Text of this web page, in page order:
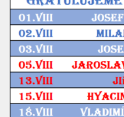
B tým
Zápasy MB 2026/27
Hráči
Realizační tým
Historie MB
Zápasy MB 2025/26